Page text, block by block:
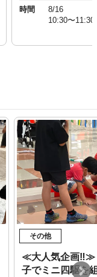
時間
8/16
10:30〜11:30
その他
≪大人気企画‼︎≫
子でミニ四駆を